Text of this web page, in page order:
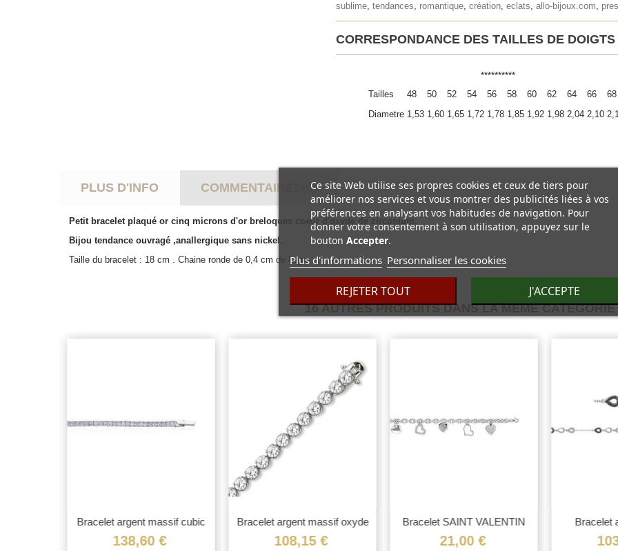
sublime, tendances, romantique, création, eclats, allo-bijoux.com,
CORRESPONDANCE DES TAILLES DE
**********
Tailles
48 50 52 54 56 58 60 62 64 66
68
Diametre 1,53 1,60 1,65 1,72 1,78 1,85 1,92 1,98 2,04 2,10
PLUS D'INFO COMMENTAIRES(0)
Petit bracelet plaqué or cinq microns d'or breloques coeur d'oxyde de zirconium.
Bijou tendance ouvragé ,anallergique sans nickel.
Taille du bracelet : 18 cm . Chaine ronde de 0,4 cm de large
16 AUTRES PRODUITS DANS LA MÊME CATÉGORIE
Bracelet argent massif cubic
de...
138,60 €
Bracelet argent massif oxyde
de...
108,15 €
Bracelet SAINT VALENTIN
argent...
21,00 €
Bracelet
Ce site Web utilise ses propres cookies et ceux de tiers pour
améliorer nos services et vous montrer des publicités liées à vos
préférences en analysant vos habitudes de navigation. Pour
donner votre consentement à son utilisation, appuyez sur le
bouton Accepter.
Plus d'informations Personnaliser les cookies
REJETER TOUT J'ACCEPTE